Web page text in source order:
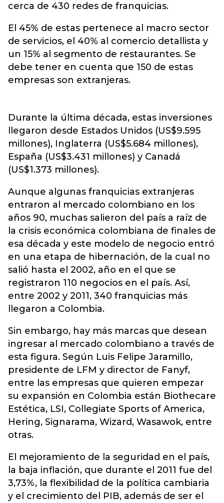
cerca de 430 redes de franquicias.
El 45% de estas pertenece al macro sector
de servicios, el 40% al comercio detallista y
un 15% al segmento de restaurantes. Se
debe tener en cuenta que 150 de estas
empresas son extranjeras.
Durante la última década, estas inversiones
llegaron desde Estados Unidos (US$9.595
millones), Inglaterra (US$5.684 millones),
España (US$3.431 millones) y Canadá
(US$1.373 millones).
Aunque algunas franquicias extranjeras
entraron al mercado colombiano en los
años 90, muchas salieron del país a raíz de
la crisis económica colombiana de finales de
esa década y este modelo de negocio entró
en una etapa de hibernación, de la cual no
salió hasta el 2002, año en el que se
registraron 110 negocios en el país. Así,
entre 2002 y 2011, 340 franquicias más
llegaron a Colombia.
Sin embargo, hay más marcas que desean
ingresar al mercado colombiano a través de
esta figura. Según Luis Felipe Jaramillo,
presidente de LFM y director de Fanyf,
entre las empresas que quieren empezar
su expansión en Colombia están Biothecare
Estética, LSI, Collegiate Sports of America,
Hering, Signarama, Wizard, Wasawok, entre
otras.
El mejoramiento de la seguridad en el país,
la baja inflación, que durante el 2011 fue del
3,73%, la flexibilidad de la política cambiaria
y el crecimiento del PIB, además de ser el